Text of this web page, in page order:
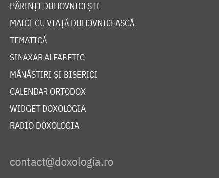
PĂRINȚI DUHOVNICEȘTI
MAICI CU VIAȚĂ DUHOVNICEASCĂ
TEMATICĂ
SINAXAR ALFABETIC
MĂNĂSTIRI ȘI BISERICI
CALENDAR ORTODOX
WIDGET DOXOLOGIA
RADIO DOXOLOGIA